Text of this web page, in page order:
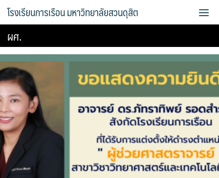
Bread Exclusive
Cake Exclusive
main
main2
main3
Sample Page
โรงเรียนการเรือน มหาวิทยาลัยสวนดุสิต
ผศ.